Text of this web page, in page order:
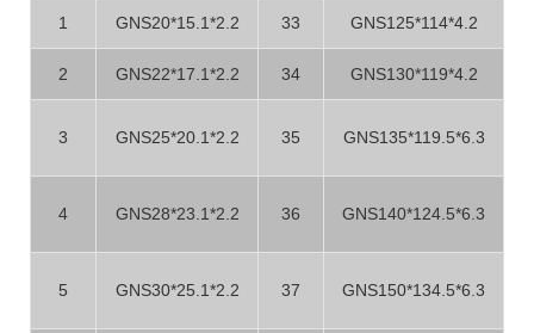
1 GNS20*15.1*2.2 33 GNS125*114*4.2
2 GNS22*17.1*2.2 34 GNS130*119*4.2
3 GNS25*20.1*2.2 35 GNS135*119.5*6.3
4 GNS28*23.1*2.2 36 GNS140*124.5*6.3
5 GNS30*25.1*2.2 37 GNS150*134.5*6.3